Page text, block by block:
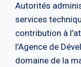
Autorités
services
contribution à
l’Agence de
domaine de la